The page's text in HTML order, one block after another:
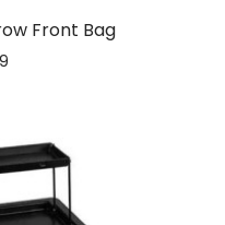
Front Bag